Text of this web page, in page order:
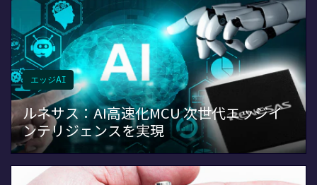
エッジAI
ルネサス：AI高速化MCU 次世代エッジイ
ンテリジェンスを実現